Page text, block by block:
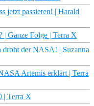
jetzt passieren! | Harald
| Ganze Folge | Terra X
der NASA! | Suzanna
Artemis erklärt | Terra
| Terra X